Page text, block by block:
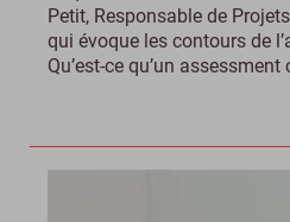
Petit, Responsable de
qui évoque les contours de
Qu’est-ce qu’un assessment